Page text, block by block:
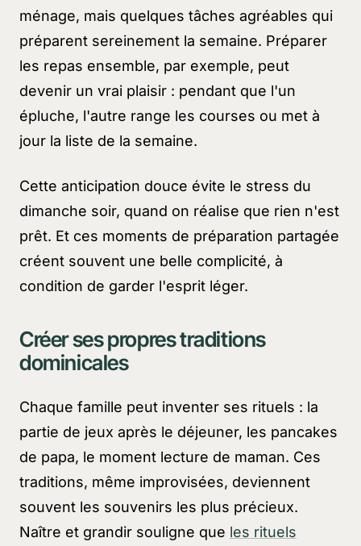
ménage, mais quelques tâches agréables qui
préparent sereinement la semaine. Préparer
les repas ensemble, par exemple, peut
devenir un vrai plaisir : pendant que l'un
épluche, l'autre range les courses ou met à
jour la liste de la semaine.
Cette anticipation douce évite le stress du
dimanche soir, quand on réalise que rien n'est
prêt. Et ces moments de préparation partagée
créent souvent une belle complicité, à
condition de garder l'esprit léger.
Créer ses propres traditions
dominicales
Chaque famille peut inventer ses rituels : la
partie de jeux après le déjeuner, les pancakes
de papa, le moment lecture de maman. Ces
traditions, même improvisées, deviennent
souvent les souvenirs les plus précieux.
Naître et grandir souligne que les rituels